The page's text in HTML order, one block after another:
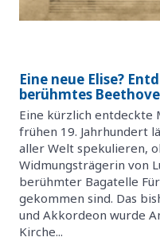
Eine neue Elise?
berühmtes
Eine kürzlich entdeckte
frühen 19. Jahrhundert
aller Welt spekulieren,
Widmungsträgerin von
berühmter Bagatelle
gekommen sind. Das
und Akkordeon wurde
Kirche...